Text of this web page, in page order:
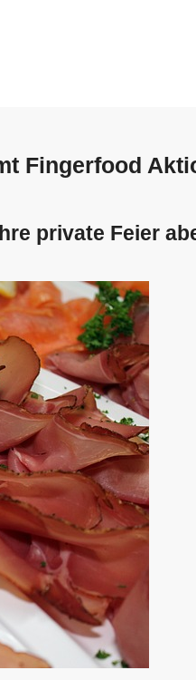
Fingerfood
private Feier